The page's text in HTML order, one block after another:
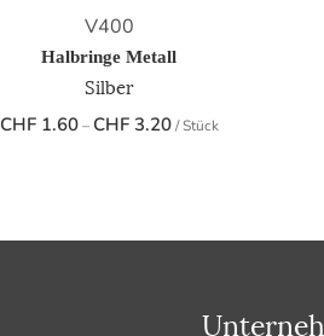
V400
Halbringe Metall
Silber
CHF1.60 – CHF3.20Preisspanne:
/ Stück